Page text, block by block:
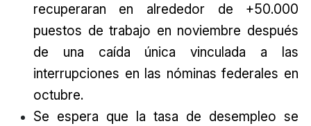
recuperaran en alrededor de +50.000
puestos de trabajo en noviembre después
de una caída única vinculada a las
interrupciones en las nóminas federales en
octubre.
Se espera que la tasa de desempleo se